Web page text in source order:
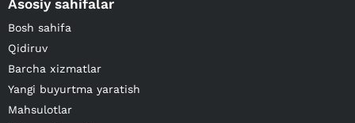
Asosiy sahifalar
Bosh sahifa
Qidiruv
Barcha xizmatlar
Yangi buyurtma yaratish
Mahsulotlar